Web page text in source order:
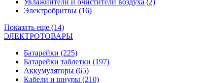
Увлажнители и очистители воздуха (2)
Электробритвы (16)
Показать еще (14)
ЭЛЕКТРОТОВАРЫ
Батарейки (225)
Батарейки таблетки (197)
Аккумуляторы (65)
Кабели и шнуры (210)